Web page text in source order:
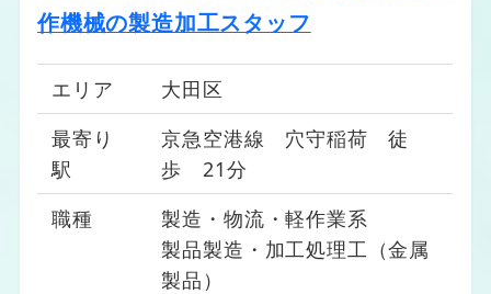
作機械の製造加工スタッフ
エリア
大田区
最寄り
駅
京急空港線 穴守稲荷 徒
歩 21分
職種
製造・物流・軽作業系
製品製造・加工処理工（金属
製品）